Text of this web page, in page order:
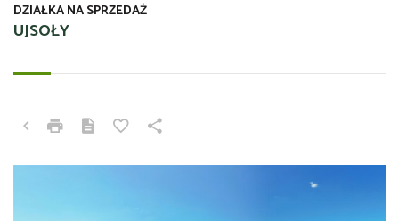
UJSOŁY
DZIAŁKA NA SPRZEDAŻ